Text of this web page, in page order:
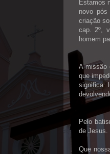
Estamos
novo
criação
cap. 2º,
homem
A missão
que
significa
Pelo
de Jesus.
Que